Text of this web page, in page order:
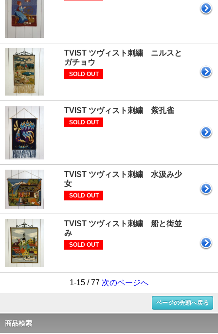
TVIST ツヴィスト刺繍 ニルスと
ガチョウ
SOLD OUT
TVIST ツヴィスト刺繍 紫孔雀
SOLD OUT
TVIST ツヴィスト刺繍 水汲み少
女
SOLD OUT
TVIST ツヴィスト刺繍 船と街並
み
SOLD OUT
1-15 / 77 次のページへ
ページの先頭へ戻る
商品検索